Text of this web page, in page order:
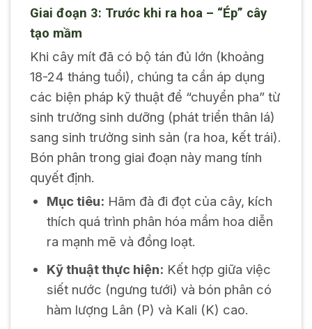
Giai đoạn 3: Trước khi ra hoa – “Ép” cây
tạo mầm
Khi cây mít đã có bộ tán đủ lớn (khoảng
18-24 tháng tuổi), chúng ta cần áp dụng
các biện pháp kỹ thuật để “chuyển pha” từ
sinh trưởng sinh dưỡng (phát triển thân lá)
sang sinh trưởng sinh sản (ra hoa, kết trái).
Bón phân trong giai đoạn này mang tính
quyết định.
Mục tiêu: Hãm đà đi đọt của cây, kích
thích quá trình phân hóa mầm hoa diễn
ra mạnh mẽ và đồng loạt.
Kỹ thuật thực hiện: Kết hợp giữa việc
siết nước (ngưng tưới) và bón phân có
hàm lượng Lân (P) và Kali (K) cao.